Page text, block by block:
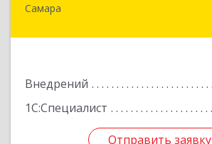
Самара
Внедрений
1С:Специалист
Отправить заявку
Отправить заявку